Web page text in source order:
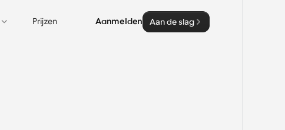
Prijzen Aanmelden Aan de slag